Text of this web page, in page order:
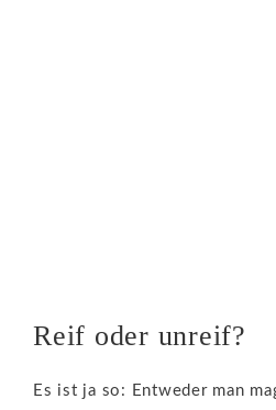
Reif oder unreif?
Es ist ja so: Entweder man